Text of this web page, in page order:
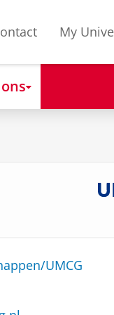
My
UMCG